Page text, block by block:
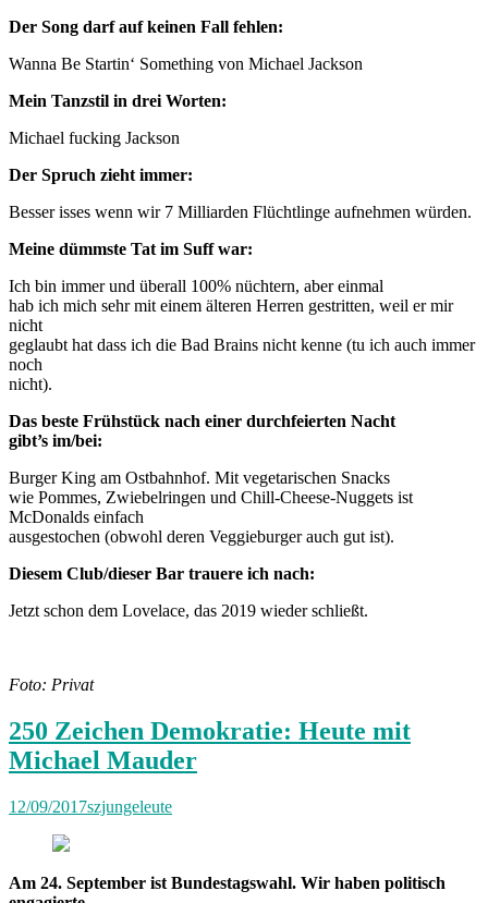
Der Song darf auf keinen Fall fehlen:
Wanna Be Startin‘ Something von Michael Jackson
Mein Tanzstil in drei Worten:
Michael fucking Jackson
Der Spruch zieht immer:
Besser isses wenn wir 7 Milliarden Flüchtlinge aufnehmen würden.
Meine dümmste Tat im Suff war:
Ich bin immer und überall 100% nüchtern, aber einmal
hab ich mich sehr mit einem älteren Herren gestritten, weil er mir
nicht
geglaubt hat dass ich die Bad Brains nicht kenne (tu ich auch immer
noch
nicht).
Das beste Frühstück nach einer durchfeierten Nacht
gibt’s im/bei:
Burger King am Ostbahnhof. Mit vegetarischen Snacks
wie Pommes, Zwiebelringen und Chill-Cheese-Nuggets ist
McDonalds einfach
ausgestochen (obwohl deren Veggieburger auch gut ist).
Diesem Club/dieser Bar trauere ich nach:
Jetzt schon dem Lovelace, das 2019 wieder schließt.
Foto: Privat
250 Zeichen Demokratie: Heute mit
Michael Mauder
12/09/2017szjungeleute
Am 24. September ist Bundestagswahl. Wir haben politisch